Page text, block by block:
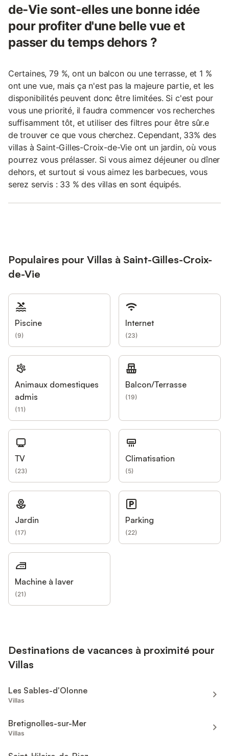
de-Vie sont-elles une bonne idée
pour profiter d'une belle vue et
passer du temps dehors ?
Certaines, 79 %, ont un balcon ou une terrasse, et 1 %
ont une vue, mais ça n'est pas la majeure partie, et les
disponibilités peuvent donc être limitées. Si c'est pour
vous une priorité, il faudra commencer vos recherches
suffisamment tôt, et utiliser des filtres pour être sûr.e
de trouver ce que vous cherchez. Cependant, 33% des
villas à Saint-Gilles-Croix-de-Vie ont un jardin, où vous
pourrez vous prélasser. Si vous aimez déjeuner ou dîner
dehors, et surtout si vous aimez les barbecues, vous
serez servis : 33 % des villas en sont équipés.
Populaires pour Villas à Saint-Gilles-Croix-
de-Vie
Piscine
(9)
Internet
(23)
Animaux domestiques
admis
(11)
Balcon/Terrasse
(19)
TV
(23)
Climatisation
(5)
Jardin
(17)
Parking
(22)
Machine à laver
(21)
Destinations de vacances à proximité pour
Villas
Les Sables-d'Olonne
Villas
Bretignolles-sur-Mer
Villas